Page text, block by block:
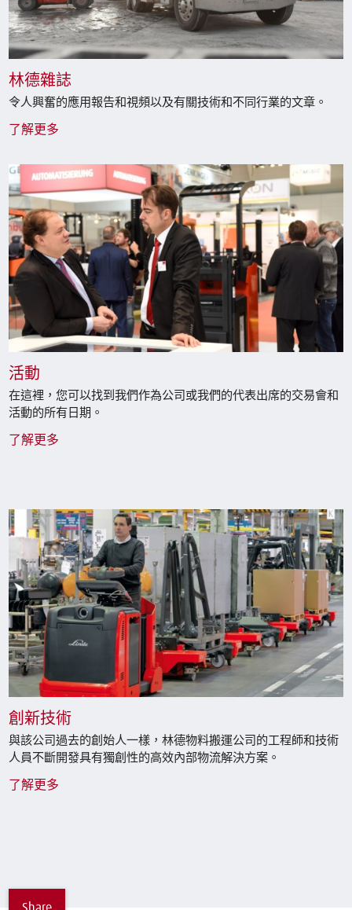
林德雜誌
令人興奮的應用報告和視頻以及有關技術和不同行業的文章。
了解更多
活動
在這裡，您可以找到我們作為公司或我們的代表出席的交易會和
活動的所有日期。
了解更多
創新技術
與該公司過去的創始人一樣，林德物料搬運公司的工程師和技術
人員不斷開發具有獨創性的高效內部物流解決方案。
了解更多